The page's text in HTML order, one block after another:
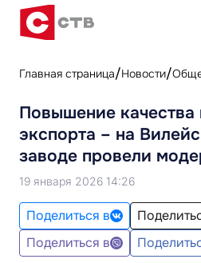
Главная страница Новости
Повышение
экспорта – на
заводе провели
19 января 2026 14:26
Поделиться в
Поделиться в